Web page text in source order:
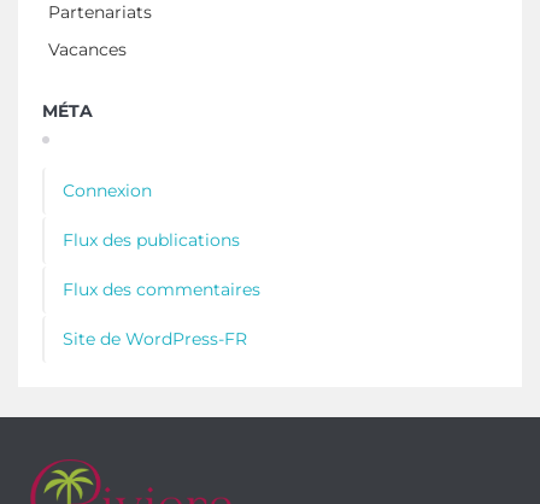
Partenariats
Vacances
MÉTA
Connexion
Flux des publications
Flux des commentaires
Site de WordPress-FR